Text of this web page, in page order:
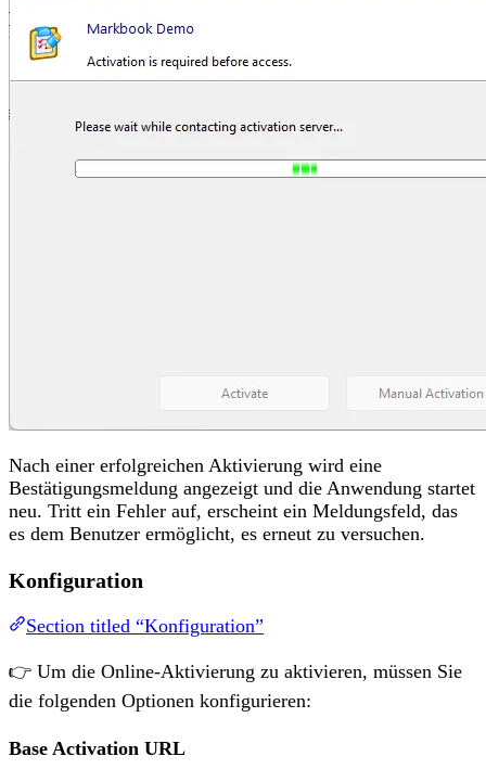
Nach einer erfolgreichen Aktivierung wird eine
Bestätigungsmeldung angezeigt und die Anwendung startet
neu. Tritt ein Fehler auf, erscheint ein Meldungsfeld, das
es dem Benutzer ermöglicht, es erneut zu versuchen.
Konfiguration
Section titled “Konfiguration”
👉 Um die Online-Aktivierung zu aktivieren, müssen Sie
die folgenden Optionen konfigurieren:
Base Activation URL